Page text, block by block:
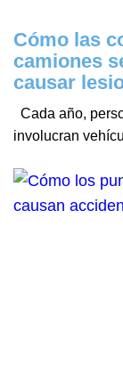
Cómo las
camiones
causar
Cada año,
involucran